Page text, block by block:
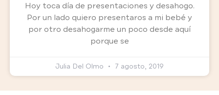
Hoy toca día de presentaciones y desahogo.
Por un lado quiero presentaros a mi bebé y
por otro desahogarme un poco desde aquí
porque se
Julia Del Olmo 7 agosto, 2019